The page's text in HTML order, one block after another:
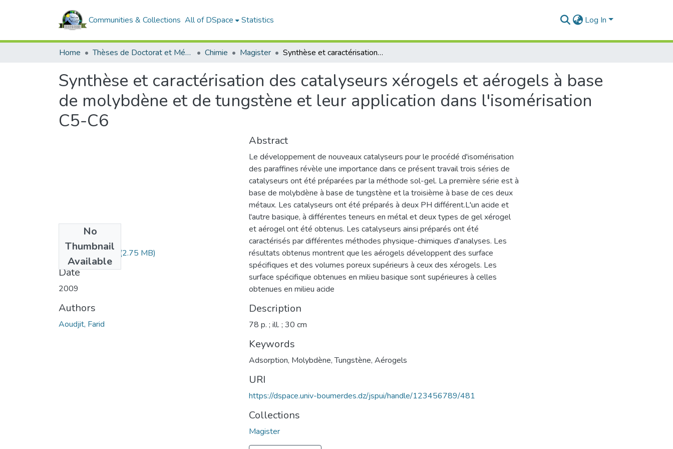
Communities & Collections All of DSpace Statistics Log In
Home Thèses de Doctorat et Mémoires de Magister Chimie Magister Synthèse et caractérisation des catalyseurs xérogels et aérogels à base de molybdène et de tungstène et leur application dans l'isomérisation C5-C6
Synthèse et caractérisation des catalyseurs xérogels et aérogels à base
de molybdène et de tungstène et leur application dans l'isomérisation
C5-C6
No
Thumbnail
Available
Aoudjit, Farid.pdf (2.75 MB)
Date
2009
Authors
Aoudjit, Farid
Abstract
Le développement de nouveaux catalyseurs pour le procédé d'isomérisation
des paraffines révèle une importance dans ce présent travail trois séries de
catalyseurs ont été préparées par la méthode sol-gel. La première série est à
base de molybdène à base de tungstène et la troisième à base de ces deux
métaux. Les catalyseurs ont été préparés à deux PH différent.L'un acide et
l'autre basique, à différentes teneurs en métal et deux types de gel xérogel
et aérogel ont été obtenus. Les catalyseurs ainsi préparés ont été
caractérisés par différentes méthodes physique-chimiques d'analyses. Les
résultats obtenus montrent que les aérogels développent des surface
spécifiques et des volumes poreux supérieurs à ceux des xérogels. Les
surface spécifique obtenues en milieu basique sont supérieures à celles
obtenues en milieu acide
Description
78 p. ; ill. ; 30 cm
Keywords
Adsorption, Molybdène,Tungstène, Aérogels
URI
https://dspace.univ-boumerdes.dz/jspui/handle/123456789/481
Collections
Magister